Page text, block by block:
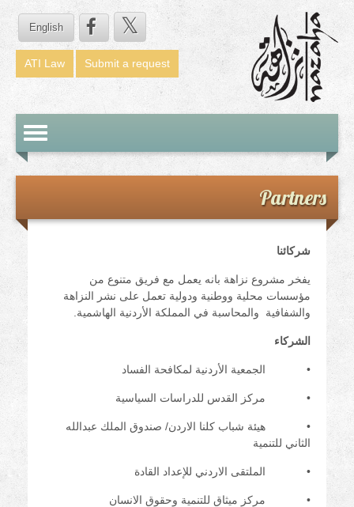
English
Submit a request
ATI Law
Toggle
Partners
شركائنا
يفخر مشروع نزاهة بانه يعمل مع فريق متنوع من
مؤسسات محلية ووطنية ودولية تعمل على نشر النزاهة
والشفافية والمحاسبة في المملكة الأردنية الهاشمية.
الشركاء
• الجمعية الأردنية لمكافحة الفساد
• مركز القدس للدراسات السياسية
• هيئة شباب كلنا الاردن/ صندوق الملك عبدالله
الثاني للتنمية
• الملتقى الاردني للإعداد القادة
• مركز ميثاق للتنمية وحقوق الانسان